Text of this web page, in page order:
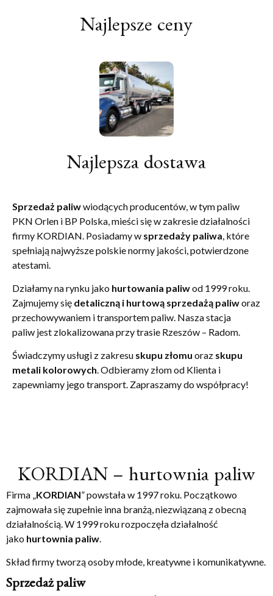
Najlepsze ceny
Najlepsza dostawa
Sprzedaż paliwwiodących producentów, w tym paliw
PKN Orlen i BP Polska, mieści się w zakresie działalności
firmy KORDIAN. Posiadamy w sprzedaży paliwa , które
spełniają najwyższe polskie normy jakości, potwierdzone
atestami.
Działamy na rynku jako hurtowania paliwod 1999 roku.
Zajmujemy się detaliczną i hurtową sprzedażą paliworaz
przechowywaniem i transportem paliw. Nasza stacja
paliw jest zlokalizowana przy trasie Rzeszów – Radom.
Świadczymy usługi z zakresu skupu złomu oraz skupu
metali kolorowych. Odbieramy złom od Klienta i
zapewniamy jego transport. Zapraszamy do współpracy!
KORDIAN – hurtownia paliw
Firma „ KORDIAN” powstała w 1997 roku. Początkowo
zajmowała się zupełnie inna branżą, niezwiązaną z obecną
działalnością. W 1999 roku rozpoczęła działalność
jako hurtownia paliw
Skład firmy tworzą osoby młode, kreatywne i komunikatywne.
Sprzedaż paliw